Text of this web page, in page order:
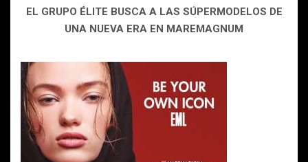
EL GRUPO ÉLITE BUSCA A LAS SÚPERMODELOS DE
UNA NUEVA ERA EN MAREMAGNUM